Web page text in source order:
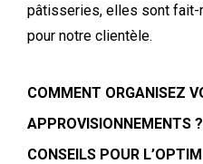
pâtisseries, elles sont fait-
pour notre clientèle.
COMMENT ORGANISEZ
APPROVISIONNEMENTS
CONSEILS POUR